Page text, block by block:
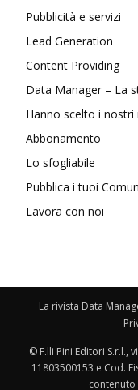
Pubblicità e servizi
Lead Generation
Content Providing
Data Manager – La
Hanno scelto i nostri
Abbonamento
Lo sfogliabile
Pubblica i tuoi
Lavora con noi
La rivista Data
© F.lli Pini Editori S.r.l.,
11803500153 e Cod.